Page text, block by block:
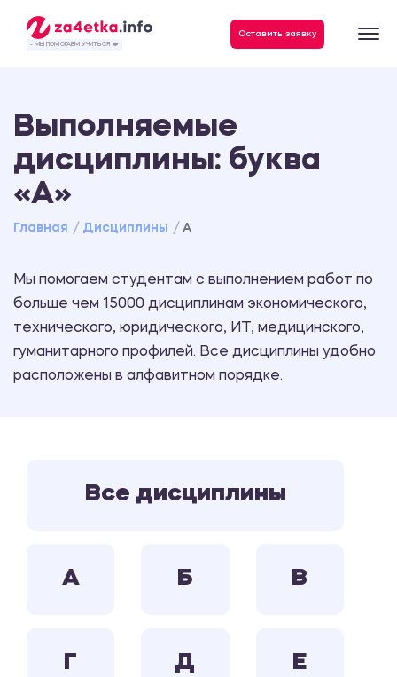
- МЫ ПОМОГАЕМ УЧИТЬСЯ ❤️
Оставить заявку
Выполняемые
дисциплины: буква
«А»
Главная Дисциплины А
Мы помогаем студентам с выполнением работ по
больше чем 15000 дисциплинам экономического,
технического, юридического, ИТ, медицинского,
гуманитарного профилей. Все дисциплины удобно
расположены в алфавитном порядке.
Все дисциплины
А Б В
Г Д Е